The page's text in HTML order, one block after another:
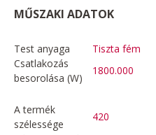
MŰSZAKI ADATOK
Test anyaga Tiszta fém
Csatlakozás
besorolása (W)
1800.000
A termék
szélessége
420